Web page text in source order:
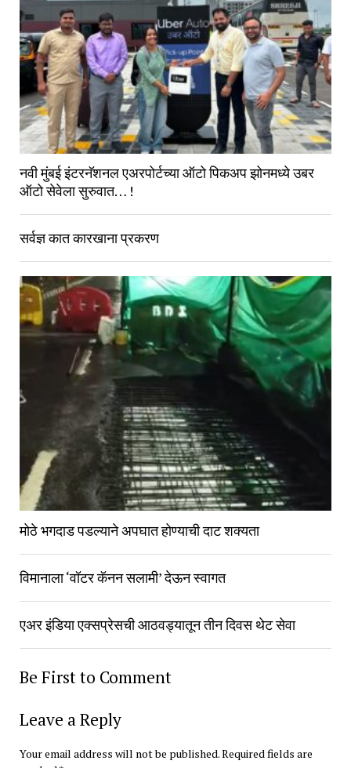
नवी मुंबई इंटरनॅशनल एअरपोर्टच्या ऑटो पिकअप झोनमध्ये उबर
ऑटो सेवेला सुरुवात… !
सर्वज्ञ कात कारखाना प्रकरण
मोठे भगदाड पडल्याने अपघात होण्याची दाट शक्यता
विमानाला ‘वॉटर कॅनन सलामी’ देऊन स्वागत
एअर इंडिया एक्सप्रेसची आठवड्यातून तीन दिवस थेट सेवा
Be First to Comment
Leave a Reply
Your email address will not be published.Required fields are